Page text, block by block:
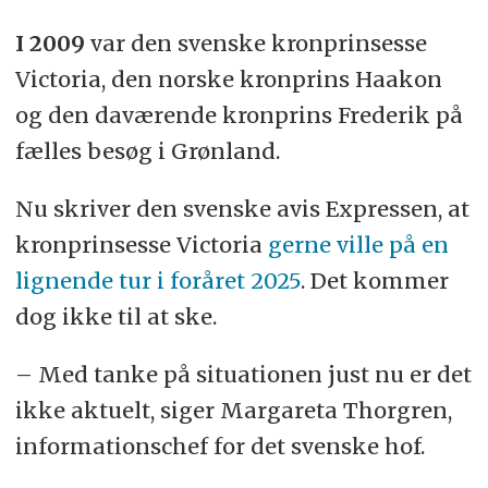
I 2009 var den svenske kronprinsesse
Victoria, den norske kronprins Haakon
og den daværende kronprins Frederik på
fælles besøg i Grønland.
Nu skriver den svenske avis Expressen, at
kronprinsesse Victoria gerne ville på en
lignende tur i foråret 2025. Det kommer
dog ikke til at ske.
– Med tanke på situationen just nu er det
ikke aktuelt, siger Margareta Thorgren,
informationschef for det svenske hof.